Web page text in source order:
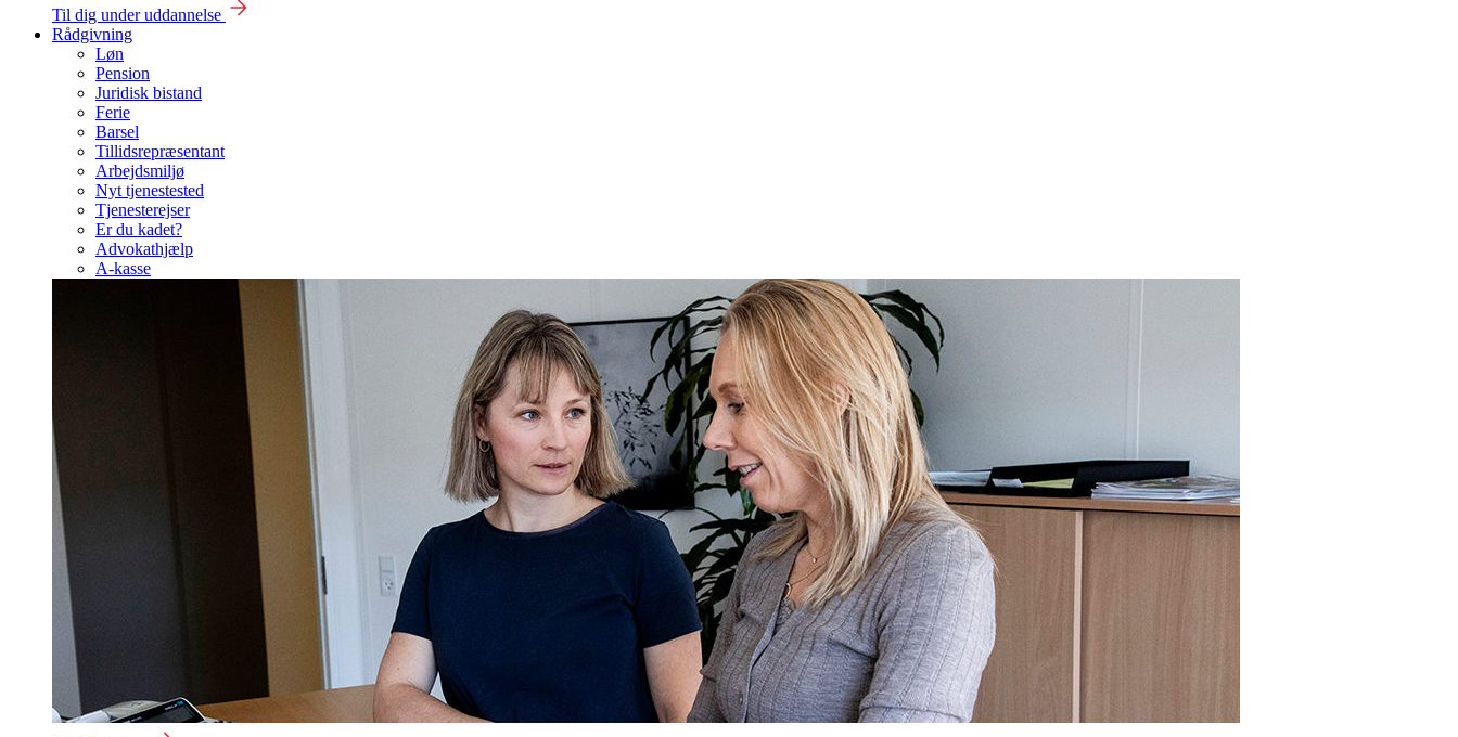
Til dig under uddannelse
Rådgivning
Løn
Pension
Juridisk bistand
Ferie
Barsel
Tillidsrepræsentant
Arbejdsmiljø
Nyt tjenestested
Tjenesterejser
Er du kadet?
Advokathjælp
A-kasse